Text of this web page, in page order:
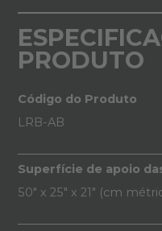
PRODUTO
Código do Produto
LRB-AB
Superfície de apoio
50" x 25" x 21" (cm